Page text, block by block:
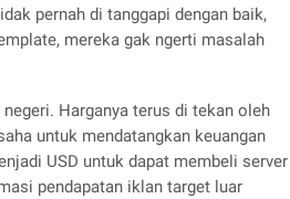
pernah di tanggapi dengan baik,
mereka gak ngerti masalah
Harganya terus di tekan oleh
untuk mendatangkan keuangan
USD untuk dapat membeli server
pendapatan iklan target luar